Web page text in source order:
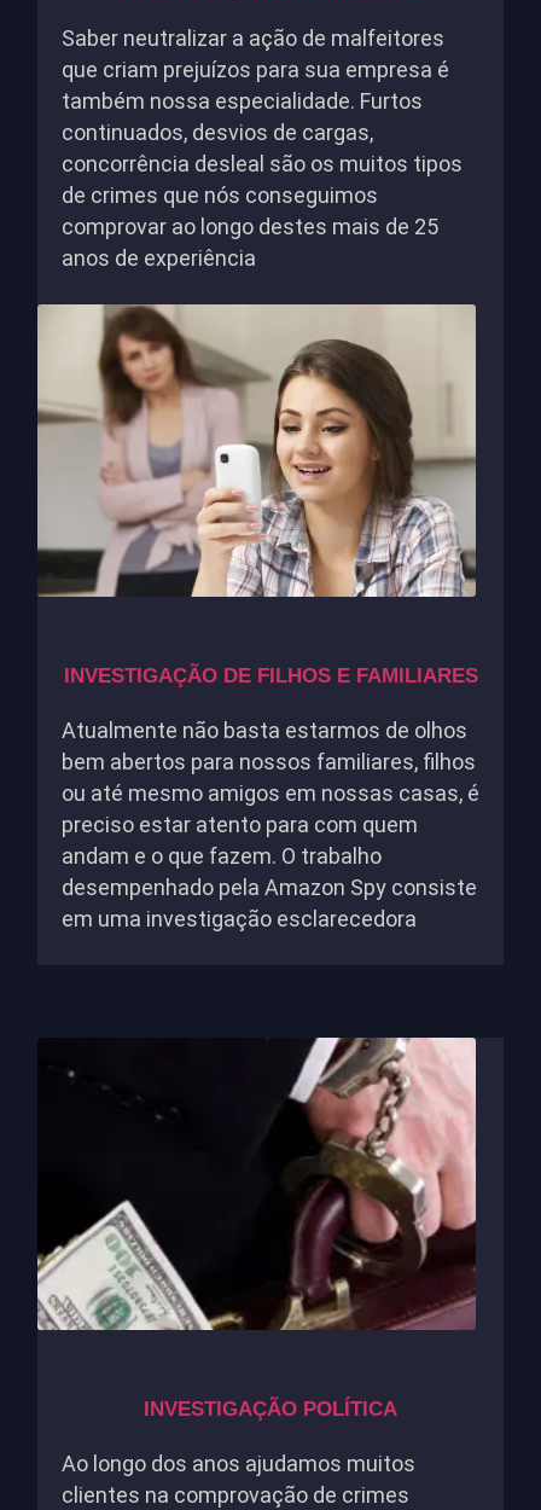
Saber neutralizar a ação de malfeitores
que criam prejuízos para sua empresa é
também nossa especialidade. Furtos
continuados, desvios de cargas,
concorrência desleal são os muitos tipos
de crimes que nós conseguimos
comprovar ao longo destes mais de 25
anos de experiência
INVESTIGAÇÃO DE FILHOS E FAMILIARES
Atualmente não basta estarmos de olhos
bem abertos para nossos familiares, filhos
ou até mesmo amigos em nossas casas, é
preciso estar atento para com quem
andam e o que fazem. O trabalho
desempenhado pela Amazon Spy consiste
em uma investigação esclarecedora
INVESTIGAÇÃO POLÍTICA
Ao longo dos anos ajudamos muitos
clientes na comprovação de crimes